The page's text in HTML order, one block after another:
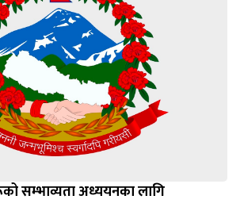
सम्भाव्यता अध्ययनका लागि